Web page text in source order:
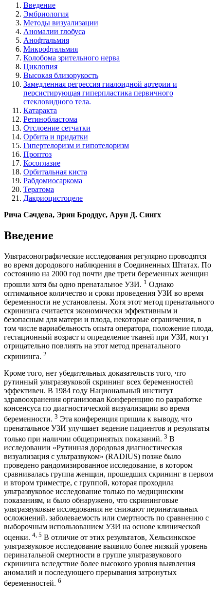
Введение
Эмбриология
Методы визуализации
Аномалии глобуса
Анофтальмия
Микрофтальмия
Колобома зрительного нерва
Циклопия
Высокая близорукость
Замедленная регрессия гиалоидной артерии и
персистирующая гиперпластика первичного
стекловидного тела.
Катаракта
Ретинобластома
Отслоение сетчатки
Орбита и придатки
Гипертелоризм и гипотелоризм
Проптоз
Косоглазие
Орбитальная киста
Рабдомиосаркома
Тератома
Дакриоцистоцеле
Рича Сачдева, Эрин Броддус, Арун Д. Сингх
Введение
Ультрасонографические исследования регулярно проводятся
во время дородового наблюдения в Соединенных Штатах. По
состоянию на 2000 год почти две трети беременных женщин
прошли хотя бы одно пренатальное УЗИ. 1 Однако
оптимальное количество и сроки проведения УЗИ во время
беременности не установлены. Хотя этот метод пренатального
скрининга считается экономически эффективным и
безопасным для матери и плода, некоторые ограничения, в
том числе вариабельность опыта оператора, положение плода,
гестационный возраст и определение тканей при УЗИ, могут
отрицательно повлиять на этот метод пренатального
скрининга. 2
Кроме того, нет убедительных доказательств того, что
рутинный ультразвуковой скрининг всех беременностей
эффективен. В 1984 году Национальный институт
здравоохранения организовал Конференцию по разработке
консенсуса по диагностической визуализации во время
беременности. 3 Эта конференция пришла к выводу, что
пренатальное УЗИ улучшает ведение пациентов и результаты
только при наличии общепринятых показаний. 3 В
исследовании «Рутинная дородовая диагностическая
визуализация с ультразвуком» (RADIUS) позже было
проведено рандомизированное исследование, в котором
сравнивалась группа женщин, прошедших скрининг в первом
и втором триместре, с группой, которая проходила
ультразвуковое исследование только по медицинским
показаниям, и было обнаружено, что скрининговые
ультразвуковые исследования не снижают перинатальных
осложнений. заболеваемость или смертность по сравнению с
выборочным использованием УЗИ на основе клинической
оценки. 4, 5 В отличие от этих результатов, Хельсинкское
ультразвуковое исследование выявило более низкий уровень
перинатальной смертности в группе ультразвукового
скрининга вследствие более высокого уровня выявления
аномалий и последующего прерывания затронутых
беременностей. 6